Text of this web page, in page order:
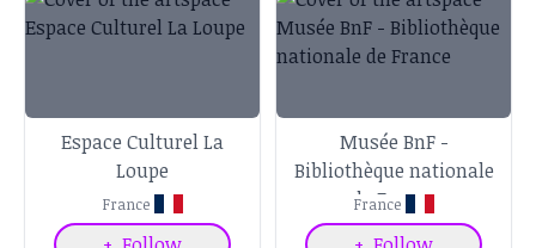
Espace Culturel La
Loupe
France
Musée BnF -
Bibliothèque nationale
de France
France